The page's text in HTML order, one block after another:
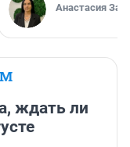
Анастасия
ждать ли